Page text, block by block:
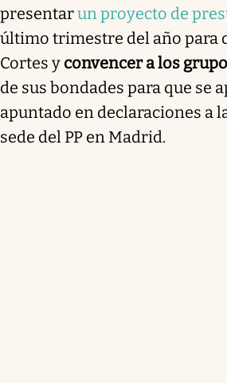
presentarun proyecto de
último trimestre del año para
Cortes y convencer a los
de sus bondades para que se
apuntado en declaraciones a
sede del PP en Madrid.